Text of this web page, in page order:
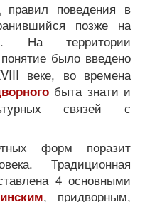
правил поведения в
позже на
На территории
было введено
веке, во времена
быта знати и
связей с
форм поразит
Традиционная
4 основными
, придворным,